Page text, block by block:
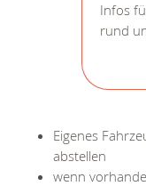
Infos
rund
Eigenes
abstellen
wenn